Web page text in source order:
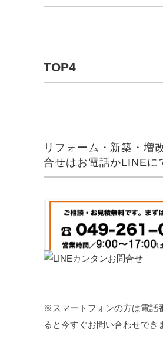
TOP4
リフォーム・新築・増
合せはお電話かLINEに
※スマートフォンの方は電話
ると今すぐお問い合わせでき